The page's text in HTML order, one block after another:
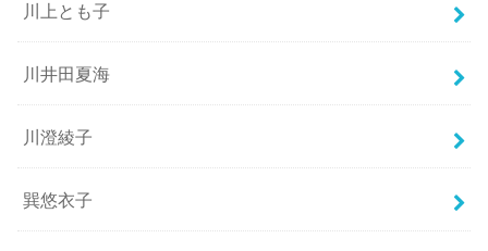
川上とも子
川井田夏海
川澄綾子
巽悠衣子